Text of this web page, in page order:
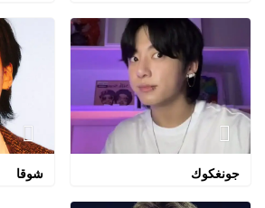
جونغكوك شوقا